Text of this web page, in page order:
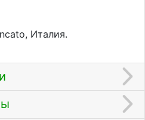
Италия.